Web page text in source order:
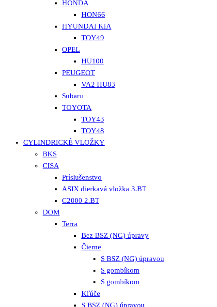
HONDA
HON66
HYUNDAI KIA
TOY49
OPEL
HU100
PEUGEOT
VA2 HU83
Subaru
TOYOTA
TOY43
TOY48
CYLINDRICKÉ VLOŽKY
BKS
CISA
Príslušenstvo
ASIX dierkavá vložka 3.BT
C2000 2.BT
DOM
Terra
Bez BSZ (NG) úpravy
Čierne
S BSZ (NG) úpravou
S gombíkom
S gombíkom
Kľúče
S BSZ (NG) úpravou